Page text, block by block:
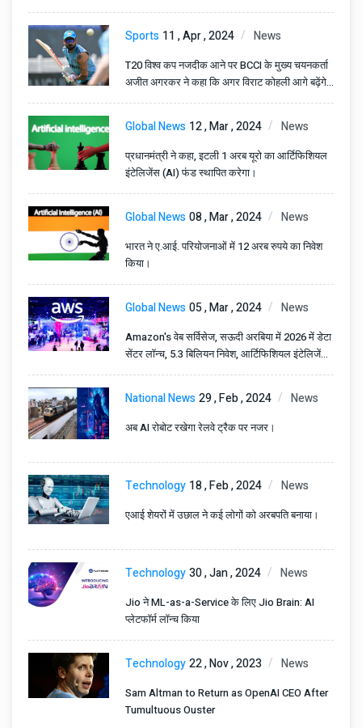
Sports 11 , Apr , 2024 News
T20 विश्व कप नजदीक आने पर BCCI के मुख्य चयनकर्ता
अजीत अगरकर ने कहा कि अगर विराट कोहली आगे बढ़ेंगे
तो निश्चित रूप से...
Global News 12 , Mar , 2024 News
प्रधानमंत्री ने कहा, इटली 1 अरब यूरो का आर्टिफिशियल
इंटेलिजेंस (AI) फंड स्थापित करेगा।
Global News08 , Mar , 2024 News
भारत ने ए.आई. परियोजनाओं में 12 अरब रुपये का निवेश
किया।
Global News05 , Mar , 2024 News
Amazon's वेब सर्विसेज, सऊदी अरबिया में 2026 में डेटा
सेंटर लॉन्च, 5.3 बिलियन निवेश, आर्टिफिशियल इंटेलिजेंस
समर्थन।
National News29 , Feb , 2024 News
अब AI रोबोट रखेगा रेलवे ट्रैक पर नजर।
Technology 18 , Feb , 2024 News
एआई शेयरों में उछाल ने कई लोगों को अरबपति बनाया।
Technology30 , Jan , 2024 News
Jio ने ML-as-a-Service के लिए Jio Brain: AI
प्लेटफॉर्म लॉन्च किया
Technology22 , Nov , 2023 News
Sam Altman to Return as OpenAI CEO After
Tumultuous Ouster